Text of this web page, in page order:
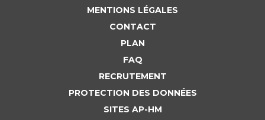
MENTIONS LÉGALES
CONTACT
PLAN
FAQ
RECRUTEMENT
PROTECTION DES DONNÉES
SITES AP-HM